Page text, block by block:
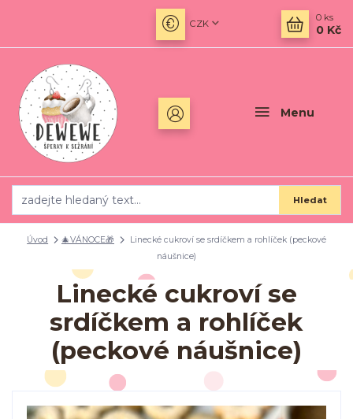
Menu
CZK
Hledat
0 ks
0 Kč
Úvod 🎄VÁNOCE🎁
Linecké cukroví se srdíčkem a rohlíček (peckové
náušnice)
Linecké cukroví se
srdíčkem a rohlíček
(peckové náušnice)